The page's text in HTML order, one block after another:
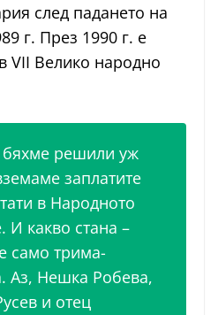
след падането на
г. През 1990 г. е
VII Велико народно
решили уж
заплатите
в Народното
И какво стана –
само трима-
Аз, Нешка Робева,
и отец